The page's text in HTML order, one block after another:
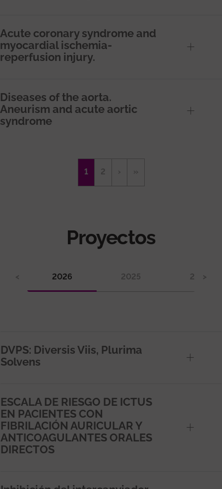
Acute coronary syndrome and
myocardial ischemia-
reperfusion injury.
Diseases of the aorta.
Aneurism and acute aortic
syndrome
Página
actual
1 Página
2
Siguiente
página
›
Última
página
»
Proyectos
< 2026 2025 2024
>
DVPS: Diversis Viis, Plurima
Solvens
ESCALA DE RIESGO DE ICTUS
EN PACIENTES CON
FIBRILACIÓN AURICULAR Y
ANTICOAGULANTES ORALES
DIRECTOS